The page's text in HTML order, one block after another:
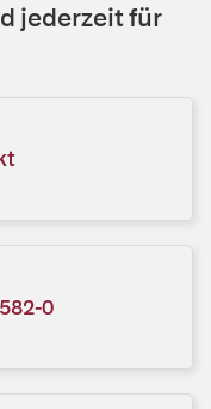
jederzeit für
0